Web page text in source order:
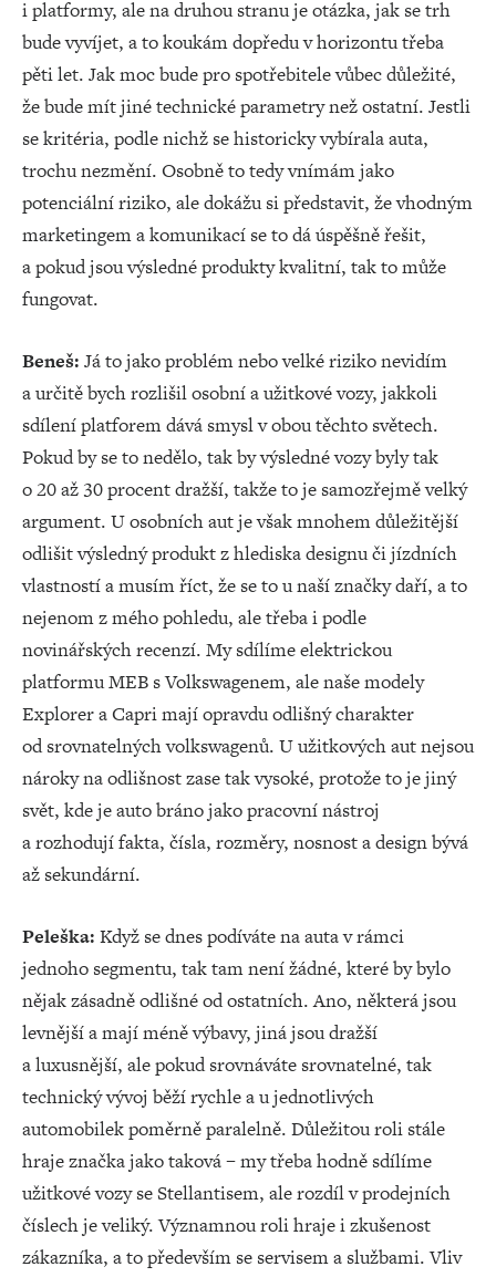
i platformy, ale na druhou stranu je otázka, jak se trh
bude vyvíjet, a to koukám dopředu v horizontu třeba
pěti let. Jak moc bude pro spotřebitele vůbec důležité,
že bude mít jiné technické parametry než ostatní. Jestli
se kritéria, podle nichž se historicky vybírala auta,
trochu nezmění. Osobně to tedy vnímám jako
potenciální riziko, ale dokážu si představit, že vhodným
marketingem a komunikací se to dá úspěšně řešit,
a pokud jsou výsledné produkty kvalitní, tak to může
fungovat.
Beneš: Já to jako problém nebo velké riziko nevidím
a určitě bych rozlišil osobní a užitkové vozy, jakkoli
sdílení platforem dává smysl v obou těchto světech.
Pokud by se to nedělo, tak by výsledné vozy byly tak
o 20 až 30 procent dražší, takže to je samozřejmě velký
argument. U osobních aut je však mnohem důležitější
odlišit výsledný produkt z hlediska designu či jízdních
vlastností a musím říct, že se to u naší značky daří, a to
nejenom z mého pohledu, ale třeba i podle
novinářských recenzí. My sdílíme elektrickou
platformu MEB s Volkswagenem, ale naše modely
Explorer a Capri mají opravdu odlišný charakter
od srovnatelných volkswagenů. U užitkových aut nejsou
nároky na odlišnost zase tak vysoké, protože to je jiný
svět, kde je auto bráno jako pracovní nástroj
a rozhodují fakta, čísla, rozměry, nosnost a design bývá
až sekundární.
Peleška: Když se dnes podíváte na auta v rámci
jednoho segmentu, tak tam není žádné, které by bylo
nějak zásadně odlišné od ostatních. Ano, některá jsou
levnější a mají méně výbavy, jiná jsou dražší
a luxusnější, ale pokud srovnáváte srovnatelné, tak
technický vývoj běží rychle a u jednotlivých
automobilek poměrně paralelně. Důležitou roli stále
hraje značka jako taková – my třeba hodně sdílíme
užitkové vozy se Stellantisem, ale rozdíl v prodejních
číslech je veliký. Významnou roli hraje i zkušenost
zákazníka, a to především se servisem a službami. Vliv